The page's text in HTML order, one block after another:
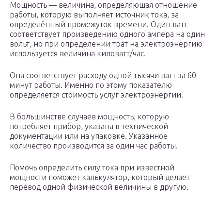
Мощность — величина, определяющая отношение
работы, которую выполняет источник тока, за
определённый промежуток времени. Один ватт
соответствует произведению одного ампера на один
вольт, но при определении трат на электроэнергию
используется величина киловатт/час.
Она соответствует расходу одной тысячи ватт за 60
минут работы. Именно по этому показателю
определяется стоимость услуг электроэнергии.
В большинстве случаев мощность, которую
потребляет прибор, указана в технической
документации или на упаковке. Указанное
количество производится за один час работы.
Помочь определить силу тока при известной
мощности поможет калькулятор, который делает
перевод одной физической величины в другую.